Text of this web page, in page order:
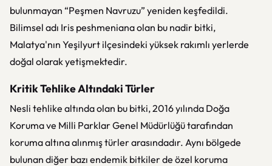
bulunmayan “Peşmen Navruzu” yeniden keşfedildi.
Bilimsel adı Iris peshmenianaolan bu nadir bitki,
Malatya'nın Yeşilyurt ilçesindeki yüksek rakımlı yerlerde
doğal olarak yetişmektedir.
Kritik Tehlike Altındaki Türler
Nesli tehlike altında olan bu bitki, 2016 yılında Doğa
Koruma ve Milli Parklar Genel Müdürlüğü tarafından
koruma altına alınmış türler arasındadır. Aynı bölgede
bulunan diğer bazı endemik bitkiler de özel koruma